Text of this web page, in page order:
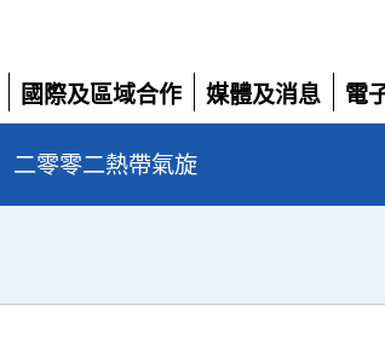
國際及區域合作
展
開
媒體及消息
展
電
展
二零零二熱帶氣旋